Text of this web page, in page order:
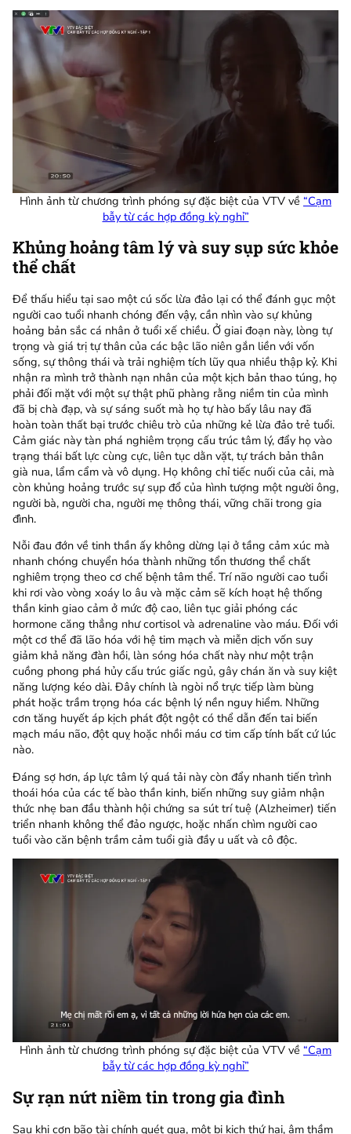
Hình ảnh từ chương trình phóng sự đặc biệt của VTV về “Cạm
bẫy từ các hợp đồng kỳ nghỉ”
Khủng hoảng tâm lý và suy sụp sức khỏe
thể chất
Để thấu hiểu tại sao một cú sốc lừa đảo lại có thể đánh gục một
người cao tuổi nhanh chóng đến vậy, cần nhìn vào sự khủng
hoảng bản sắc cá nhân ở tuổi xế chiều. Ở giai đoạn này, lòng tự
trọng và giá trị tự thân của các bậc lão niên gắn liền với vốn
sống, sự thông thái và trải nghiệm tích lũy qua nhiều thập kỷ. Khi
nhận ra mình trở thành nạn nhân của một kịch bản thao túng, họ
phải đối mặt với một sự thật phũ phàng rằng niềm tin của mình
đã bị chà đạp, và sự sáng suốt mà họ tự hào bấy lâu nay đã
hoàn toàn thất bại trước chiêu trò của những kẻ lừa đảo trẻ tuổi.
Cảm giác này tàn phá nghiêm trọng cấu trúc tâm lý, đẩy họ vào
trạng thái bất lực cùng cực, liên tục dằn vặt, tự trách bản thân
già nua, lẩm cẩm và vô dụng. Họ không chỉ tiếc nuối của cải, mà
còn khủng hoảng trước sự sụp đổ của hình tượng một người ông,
người bà, người cha, người mẹ thông thái, vững chãi trong gia
đình.
Nỗi đau đớn về tinh thần ấy không dừng lại ở tầng cảm xúc mà
nhanh chóng chuyển hóa thành những tổn thương thể chất
nghiêm trọng theo cơ chế bệnh tâm thể. Trí não người cao tuổi
khi rơi vào vòng xoáy lo âu và mặc cảm sẽ kích hoạt hệ thống
thần kinh giao cảm ở mức độ cao, liên tục giải phóng các
hormone căng thẳng như cortisol và adrenaline vào máu. Đối với
một cơ thể đã lão hóa với hệ tim mạch và miễn dịch vốn suy
giảm khả năng đàn hồi, làn sóng hóa chất này như một trận
cuồng phong phá hủy cấu trúc giấc ngủ, gây chán ăn và suy kiệt
năng lượng kéo dài. Đây chính là ngòi nổ trực tiếp làm bùng
phát hoặc trầm trọng hóa các bệnh lý nền nguy hiểm. Những
cơn tăng huyết áp kịch phát đột ngột có thể dẫn đến tai biến
mạch máu não, đột quỵ hoặc nhồi máu cơ tim cấp tính bất cứ lúc
nào.
Đáng sợ hơn, áp lực tâm lý quá tải này còn đẩy nhanh tiến trình
thoái hóa của các tế bào thần kinh, biến những suy giảm nhận
thức nhẹ ban đầu thành hội chứng sa sút trí tuệ (Alzheimer) tiến
triển nhanh không thể đảo ngược, hoặc nhấn chìm người cao
tuổi vào căn bệnh trầm cảm tuổi già đầy u uất và cô độc.
Hình ảnh từ chương trình phóng sự đặc biệt của VTV về “Cạm
bẫy từ các hợp đồng kỳ nghỉ”
Sự rạn nứt niềm tin trong gia đình
Sau khi cơn bão tài chính quét qua, một bi kịch thứ hai, âm thầm